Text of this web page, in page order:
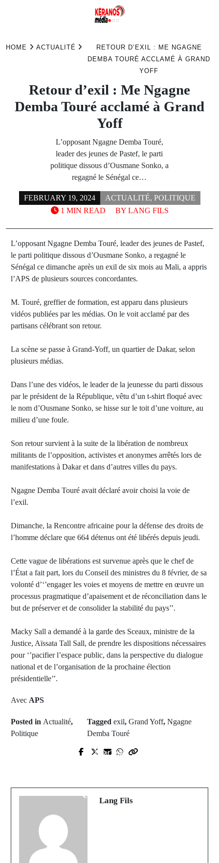
HOME ACTUALITÉ
RETOUR D’EXIL : ME NGAGNE
DEMBA TOURÉ ACCLAMÉ À GRAND
YOFF
Retour d’exil : Me Ngagne
Demba Touré acclamé à Grand
Yoff
L’opposant Ngagne Demba Touré,
leader des jeunes de Pastef, le parti
politique dissous d’Ousmane Sonko, a
regagné le Sénégal ce…
FEBRUARY 19, 2024 ACTUALITÉ, POLITIQUE
BY LANG FILS
1 MIN READ
L’opposant Ngagne Demba Touré, leader des jeunes de Pastef,
le parti politique dissous d’Ousmane Sonko, a regagné le
Sénégal ce dimanche après un exil de six mois au Mali, a appris
l’APS de plusieurs sources concordantes.
M. Touré, greffier de formation, est apparu dans plusieurs
vidéos publiées par les médias. On le voit acclamé par des
partisans célébrant son retour.
La scène se passe à Grand-Yoff, un quartier de Dakar, selon
plusieurs médias.
Dans l’une des vidéos, le leader de la jeunesse du parti dissous
par le président de la République, vêtu d’un t-shirt floqué avec
le nom d’Ousmane Sonko, se hisse sur le toit d’une voiture, au
milieu d’une foule.
Son retour survient à la suite de la libération de nombreux
militants de l’opposition, activistes et anonymes arrêtés lors de
manifestations à Dakar et dans d’autres villes du pays.
Ngagne Demba Touré avait déclaré avoir choisi la voie de
l’exil.
Dimanche, la Rencontre africaine pour la défense des droits de
l’homme déclare que 664 détenus ont été libérés depuis jeudi.
Cette vague de libérations est survenue après que le chef de
l’État a fait part, lors du Conseil des ministres du 8 février, de sa
volonté d’‘’engager les voies et moyens de mettre en œuvre un
processus pragmatique d’apaisement et de réconciliation dans le
but de préserver et de consolider la stabilité du pays’’.
Macky Sall a demandé à la garde des Sceaux, ministre de la
Justice, Aïssata Tall Sall, de prendre les dispositions nécessaires
pour ‘’pacifier l’espace public, dans la perspective du dialogue
national et de l’organisation de la prochaine élection
présidentielle’’.
Avec APS
Posted in Actualité,
Politique
Tagged exil, Grand Yoff, Ngagne
Demba Touré
Prev Post
Next Post
et sécurisé"
Lang Fils